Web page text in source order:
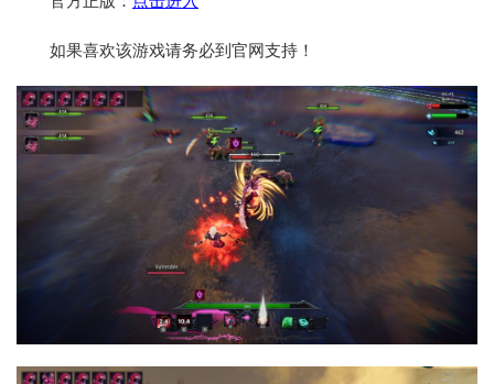
如果喜欢该游戏请务必到官网支持！